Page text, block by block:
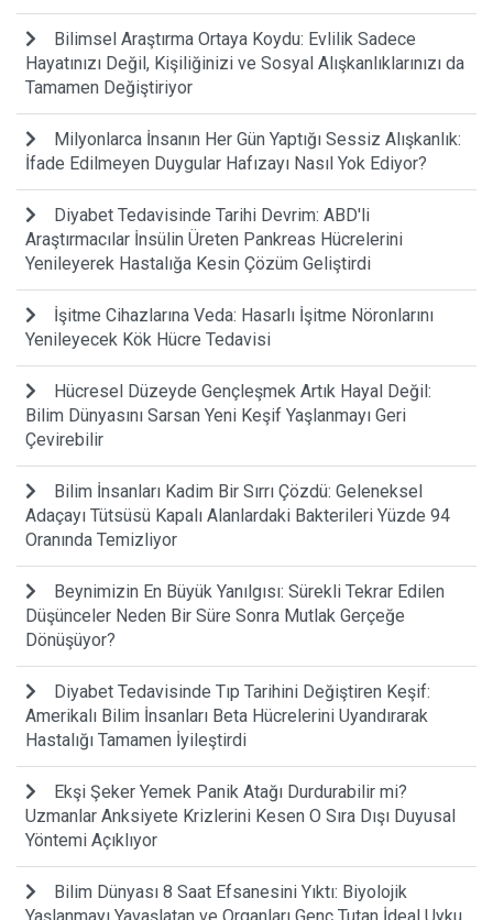
Bilimsel Araştırma Ortaya Koydu: Evlilik Sadece
Hayatınızı Değil, Kişiliğinizi ve Sosyal Alışkanlıklarınızı da
Tamamen Değiştiriyor
Milyonlarca İnsanın Her Gün Yaptığı Sessiz Alışkanlık:
İfade Edilmeyen Duygular Hafızayı Nasıl Yok Ediyor?
Diyabet Tedavisinde Tarihi Devrim: ABD'li
Araştırmacılar İnsülin Üreten Pankreas Hücrelerini
Yenileyerek Hastalığa Kesin Çözüm Geliştirdi
İşitme Cihazlarına Veda: Hasarlı İşitme Nöronlarını
Yenileyecek Kök Hücre Tedavisi
Hücresel Düzeyde Gençleşmek Artık Hayal Değil:
Bilim Dünyasını Sarsan Yeni Keşif Yaşlanmayı Geri
Çevirebilir
Bilim İnsanları Kadim Bir Sırrı Çözdü: Geleneksel
Adaçayı Tütsüsü Kapalı Alanlardaki Bakterileri Yüzde 94
Oranında Temizliyor
Beynimizin En Büyük Yanılgısı: Sürekli Tekrar Edilen
Düşünceler Neden Bir Süre Sonra Mutlak Gerçeğe
Dönüşüyor?
Diyabet Tedavisinde Tıp Tarihini Değiştiren Keşif:
Amerikalı Bilim İnsanları Beta Hücrelerini Uyandırarak
Hastalığı Tamamen İyileştirdi
Ekşi Şeker Yemek Panik Atağı Durdurabilir mi?
Uzmanlar Anksiyete Krizlerini Kesen O Sıra Dışı Duyusal
Yöntemi Açıklıyor
Bilim Dünyası 8 Saat Efsanesini Yıktı: Biyolojik